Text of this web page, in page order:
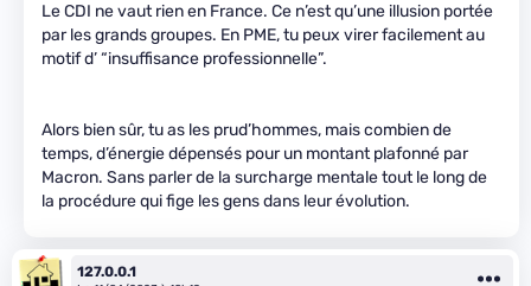
Le CDI ne vaut rien en France. Ce n’est qu’une illusion portée
par les grands groupes. En PME, tu peux virer facilement au
motif d’ “insuffisance professionnelle”.
Alors bien sûr, tu as les prud’hommes, mais combien de
temps, d’énergie dépensés pour un montant plafonné par
Macron. Sans parler de la surcharge mentale tout le long de
la procédure qui fige les gens dans leur évolution.
127.0.0.1